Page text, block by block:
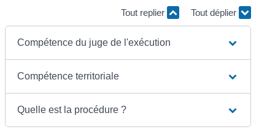
Tout replier Tout déplier
Compétence du juge de l'exécution
Compétence territoriale
Quelle est la procédure ?